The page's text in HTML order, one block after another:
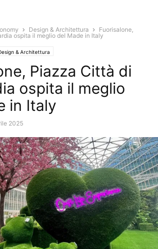
Design & Architettura
Fuorisalone,
ospita il meglio del Made in Italy
& Architettura
Piazza Città di
ospita il meglio
in Italy
2025